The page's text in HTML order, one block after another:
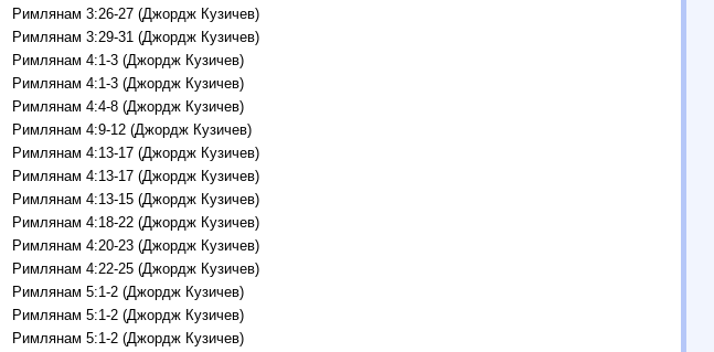
Римлянам 3:26-27 (Джордж Кузичев)
Римлянам 3:29-31 (Джордж Кузичев)
Римлянам 4:1-3 (Джордж Кузичев)
Римлянам 4:1-3 (Джордж Кузичев)
Римлянам 4:4-8 (Джордж Кузичев)
Римлянам 4:9-12 (Джордж Кузичев)
Римлянам 4:13-17 (Джордж Кузичев)
Римлянам 4:13-17 (Джордж Кузичев)
Римлянам 4:13-15 (Джордж Кузичев)
Римлянам 4:18-22 (Джордж Кузичев)
Римлянам 4:20-23 (Джордж Кузичев)
Римлянам 4:22-25 (Джордж Кузичев)
Римлянам 5:1-2 (Джордж Кузичев)
Римлянам 5:1-2 (Джордж Кузичев)
Римлянам 5:1-2 (Джордж Кузичев)